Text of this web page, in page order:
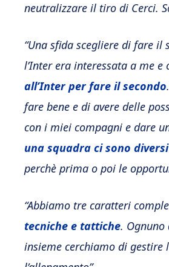
neutralizzare il tiro di Cerci.
“Una sfida scegliere di fare il
l’Inter era interessata a me e
all’Inter per fare il secondo
fare bene e di avere delle
con i miei compagni e dare
una squadra ci sono
perchè prima o poi le
“Abbiamo tre caratteri
tecniche e tattiche. Ognuno
insieme cerchiamo di